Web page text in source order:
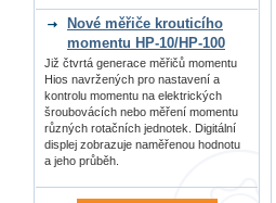
Nové měřiče krouticího
momentu HP-10/HP-100
Již čtvrtá generace měřičů momentu
Hios navržených pro nastavení a
kontrolu momentu na elektrických
šroubovácích nebo měření momentu
různých rotačních jednotek. Digitální
displej zobrazuje naměřenou hodnotu
a jeho průběh.